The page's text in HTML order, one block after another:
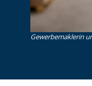
Gewerbemaklerin